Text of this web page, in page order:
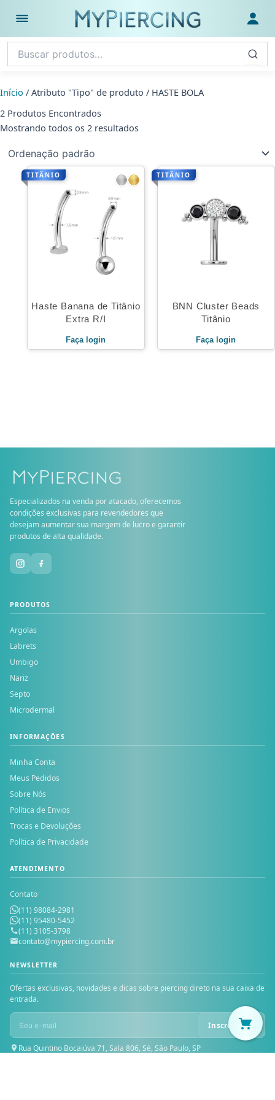
Abrir menu
para
o
conteúdo
Início / Atributo "Tipo" de produto / HASTE BOLA
2 Produtos Encontrados
Mostrando todos os 2 resultados
TITÂNIO
Haste Banana de Titânio
Extra R/I
Faça login
TITÂNIO
BNN Cluster Beads
Titânio
Faça login
Especializados na venda por atacado, oferecemos
condições exclusivas para revendedores que
desejam aumentar sua margem de lucro e garantir
produtos de alta qualidade.
PRODUTOS
Argolas
Labrets
Umbigo
Nariz
Septo
Microdermal
INFORMAÇÕES
Minha Conta
Meus Pedidos
Sobre Nós
Política de Envios
Trocas e Devoluções
Política de Privacidade
ATENDIMENTO
Contato
(11) 98084-2981
(11) 95480-5452
(11) 3105-3798
contato@mypiercing.com.br
NEWSLETTER
Ofertas exclusivas, novidades e dicas sobre piercing direto na sua caixa de
entrada.
Inscrever-se
Rua Quintino Bocaiúva 71, Sala 806, Sé, São Paulo, SP